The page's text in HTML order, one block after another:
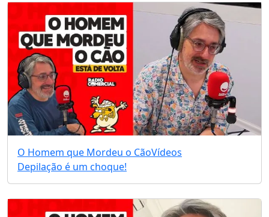
O Homem que Mordeu o CãoVídeos
Depilação é um choque!